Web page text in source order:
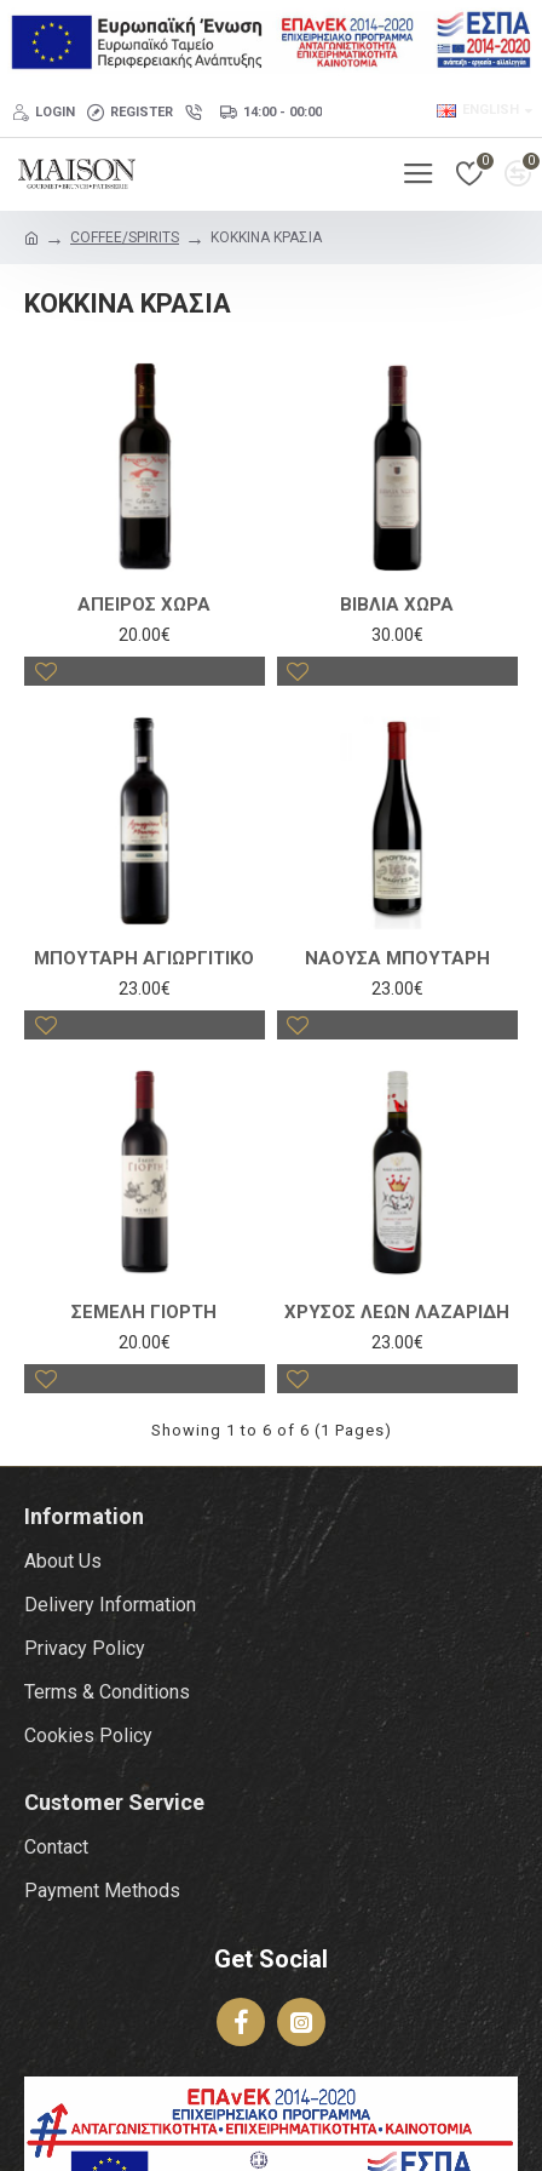
LOGIN REGISTER 14:00 - 00:00
0 0
COFFEE/SPIRITS ΚΟΚΚΙΝΑ ΚΡΑΣΙΑ
ΚΟΚΚΙΝΑ ΚΡΑΣΙΑ
ΑΠΕΙΡΟΣ ΧΩΡΑ
20.00€
ΒΙΒΛΙΑ ΧΩΡΑ
30.00€
ΜΠΟΥΤΑΡΗ ΑΓΙΩΡΓΙΤΙΚΟ
23.00€
ΝΑΟΥΣΑ ΜΠΟΥΤΑΡΗ
23.00€
ΣΕΜΕΛΗ ΓΙΟΡΤΗ
20.00€
ΧΡΥΣΟΣ ΛΕΩΝ ΛΑΖΑΡΙΔΗ
23.00€
Showing 1 to 6 of 6 (1 Pages)
Information
About Us
Delivery Information
Privacy Policy
Terms & Conditions
Cookies Policy
Customer Service
Contact
Payment Methods
Get Social